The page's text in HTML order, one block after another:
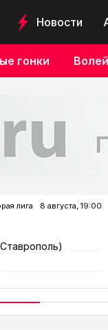
Новости
гонки
лига
8 августа, 19:00